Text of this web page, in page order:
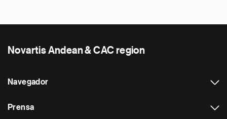
Novartis Andean & CAC region
Navegador
Prensa